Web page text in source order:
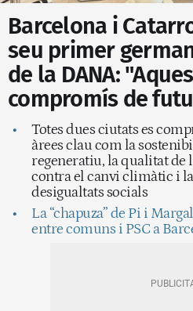
Barcelona i
seu primer
de la DANA:
compromís de
Totes dues ciutats es
àrees clau com la
regeneratiu, la qualitat de
contra el canvi climàtic i
desigualtats socials
La “chapuza” de Pi i
entre comuns i PSC a